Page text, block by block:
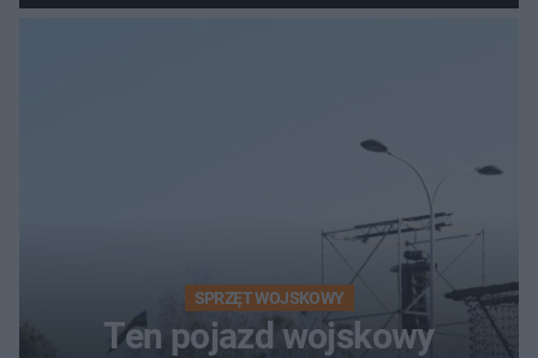
poszkodowanych, lądował
SPRZĘT WOJSKOWY
Ten pojazd wojskowy